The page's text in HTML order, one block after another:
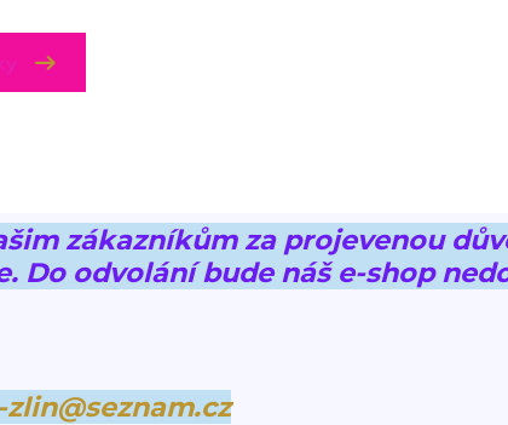
zákazníkům za projevenou
Do odvolání bude náš e-shop